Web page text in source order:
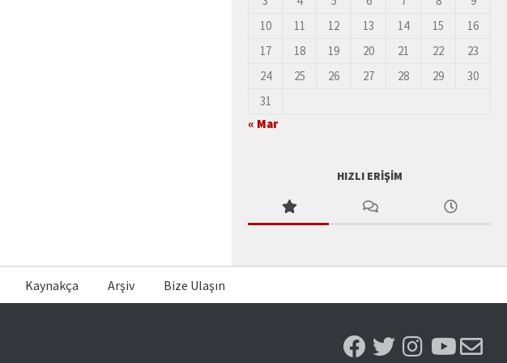
10
11 12 13 14 15
16
17
18 19 20 21 22
23
24
25 26 27 28 29
30
31
« Mar
HIZLI ERIŞIM
Kaynakça Arşiv Bize Ulaşın